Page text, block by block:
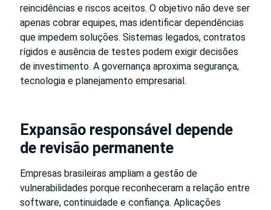
reincidências e riscos aceitos. O objetivo não deve ser
apenas cobrar equipes, mas identificar dependências
que impedem soluções. Sistemas legados, contratos
rígidos e ausência de testes podem exigir decisões
de investimento. A governança aproxima segurança,
tecnologia e planejamento empresarial.
Expansão responsável depende
de revisão permanente
Empresas brasileiras ampliam a gestão de
vulnerabilidades porque reconheceram a relação entre
software, continuidade e confiança. Aplicações